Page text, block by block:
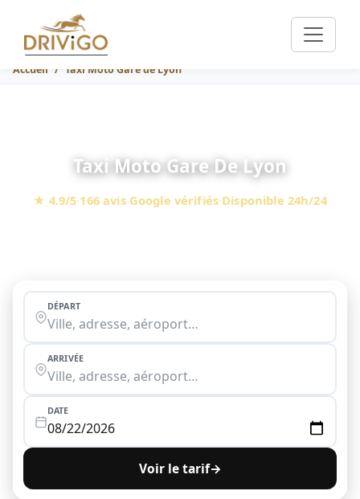
Accueil Taxi Moto Gare de Lyon
Taxi Moto Gare De Lyon
★ 4.9/5·166 avis Google vérifiés·Disponible 24h/24
DÉPART
ARRIVÉE
DATE
Voir le tarif→